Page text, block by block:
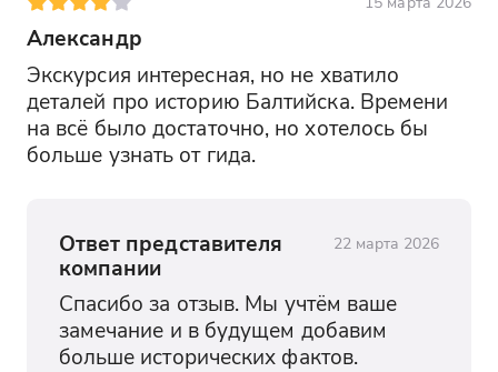
Александр
Экскурсия интересная, но не хватило
деталей про историю Балтийска. Времени
на всё было достаточно, но хотелось бы
больше узнать от гида.
Ответ представителя
компании
22 марта 2026
Спасибо за отзыв. Мы учтём ваше
замечание и в будущем добавим
больше исторических фактов.